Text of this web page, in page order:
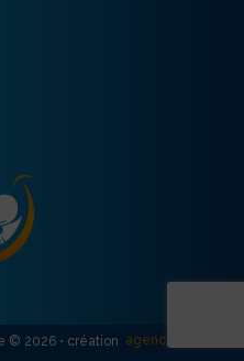
© 2026 • création agence R créativ’